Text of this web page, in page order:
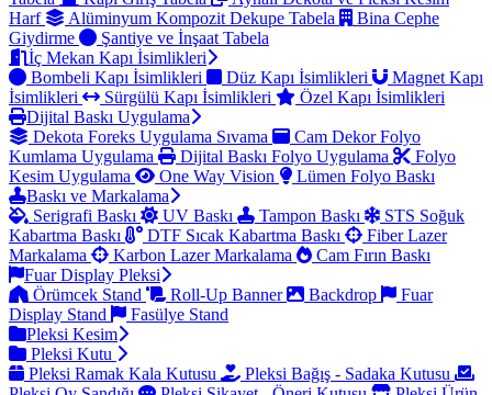
Harf
Alüminyum Kompozit Dekupe Tabela
Bina Cephe
Giydirme
Şantiye ve İnşaat Tabela
İç Mekan Kapı İsimlikleri
Bombeli Kapı İsimlikleri
Düz Kapı İsimlikleri
Magnet Kapı
İsimlikleri
Sürgülü Kapı İsimlikleri
Özel Kapı İsimlikleri
Dijital Baskı Uygulama
Dekota Foreks Uygulama Sıvama
Cam Dekor Folyo
Kumlama Uygulama
Dijital Baskı Folyo Uygulama
Folyo
Kesim Uygulama
One Way Vision
Lümen Folyo Baskı
Baskı ve Markalama
Serigrafi Baskı
UV Baskı Tampon Baskı
STS Soğuk
Kabartma Baskı
DTF Sıcak Kabartma Baskı
Fiber Lazer
Markalama
Karbon Lazer Markalama
Cam Fırın Baskı
Fuar Display Pleksi
Örümcek Stand
Roll-Up Banner Backdrop
Fuar
Display Stand
Fasülye Stand
Pleksi Kesim
Pleksi Kutu
Pleksi Ramak Kala Kutusu
Pleksi Bağış - Sadaka Kutusu